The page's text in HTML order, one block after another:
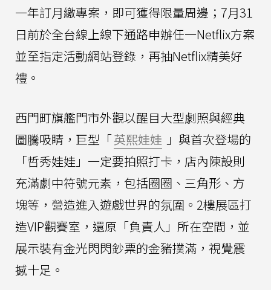
一年訂月繳專案，即可獲得限量周邊；7月31
日前於全台線上線下通路申辦任一Netflix方案
並至指定活動網站登錄，再抽Netflix精美好
禮。
西門町旗艦門市外觀以醒目大型劇照與經典
圖騰吸睛，巨型「英熙娃娃 」與首次登場的
「哲秀娃娃」一定要拍照打卡，店內陳設則
充滿劇中符號元素，包括圈圈、三角形、方
塊等，營造進入遊戲世界的氛圍。2樓展區打
造VIP觀賽室，還原「負責人」所在空間，並
展示裝有金光閃閃鈔票的金豬撲滿，視覺震
撼十足。